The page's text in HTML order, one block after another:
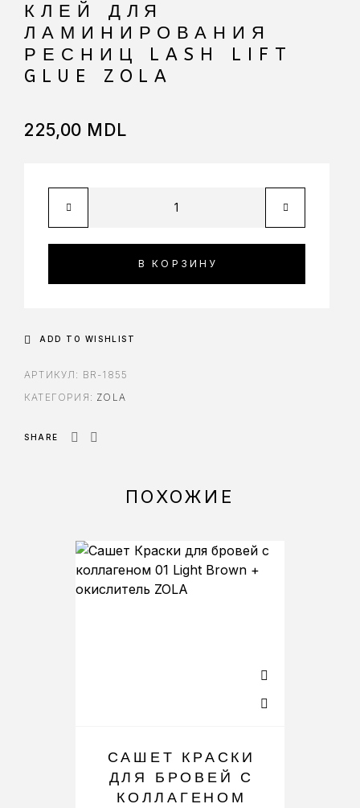
КЛЕЙ ДЛЯ
ЛАМИНИРОВАНИЯ
РЕСНИЦ LASH LIFT
GLUE ZOLA
225,00 MDL
В КОРЗИНУ
ADD TO WISHLIST
АРТИКУЛ: BR-1855
КАТЕГОРИЯ: ZOLA
SHARE
ПОХОЖИЕ
САШЕТ КРАСКИ
ДЛЯ БРОВЕЙ С
КОЛЛАГЕНОМ